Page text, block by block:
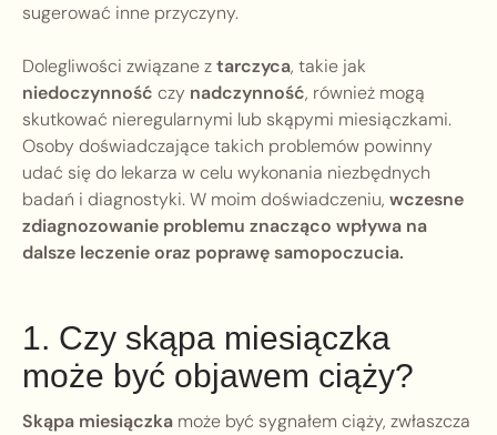
sugerować inne przyczyny.
Dolegliwości związane ztarczyca, takie jak
niedoczynność czy nadczynność, również mogą
skutkować nieregularnymi lub skąpymi miesiączkami.
Osoby doświadczające takich problemów powinny
udać się do lekarza w celu wykonania niezbędnych
badań i diagnostyki. W moim doświadczeniu, wczesne
zdiagnozowanie problemu znacząco wpływa na
dalsze leczenie oraz poprawę samopoczucia.
1. Czy skąpa miesiączka
może być objawem ciąży?
Skąpa miesiączka może być sygnałem ciąży, zwłaszcza